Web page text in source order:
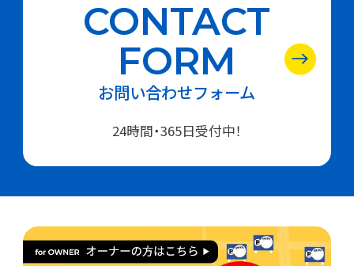
CONTACT
FORM
お問い合わせフォーム
24時間・365日受付中！